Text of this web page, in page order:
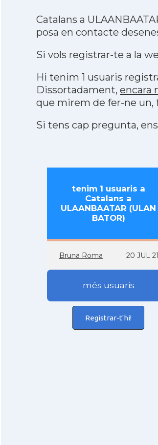
Catalans a
posa en contacte
Si vols registrar-te a la
Hi tenim 1 usuaris
Dissortadament, encara
que mirem de fer-ne un,
Si tens cap pregunta,
tenim 1 usuaris a
Catalans a
ULAANBAATAR (ULAN
BATOR)
Bruna Roma 20 JUL 21
més usuaris
Registrar-t'hi!